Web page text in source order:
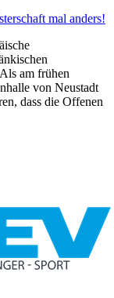
mal anders!
am frühen
von Neustadt
dass die Offenen